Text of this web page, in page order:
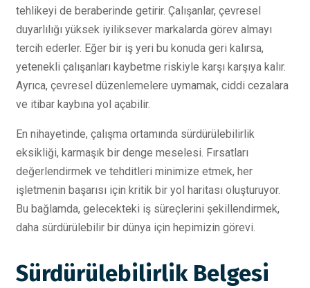
tehlikeyi de beraberinde getirir. Çalışanlar, çevresel
duyarlılığı yüksek iyiliksever markalarda görev almayı
tercih ederler. Eğer bir iş yeri bu konuda geri kalırsa,
yetenekli çalışanları kaybetme riskiyle karşı karşıya kalır.
Ayrıca, çevresel düzenlemelere uymamak, ciddi cezalara
ve itibar kaybına yol açabilir.
En nihayetinde, çalışma ortamında sürdürülebilirlik
eksikliği, karmaşık bir denge meselesi. Fırsatları
değerlendirmek ve tehditleri minimize etmek, her
işletmenin başarısı için kritik bir yol haritası oluşturuyor.
Bu bağlamda, gelecekteki iş süreçlerini şekillendirmek,
daha sürdürülebilir bir dünya için hepimizin görevi.
Sürdürülebilirlik Belgesi